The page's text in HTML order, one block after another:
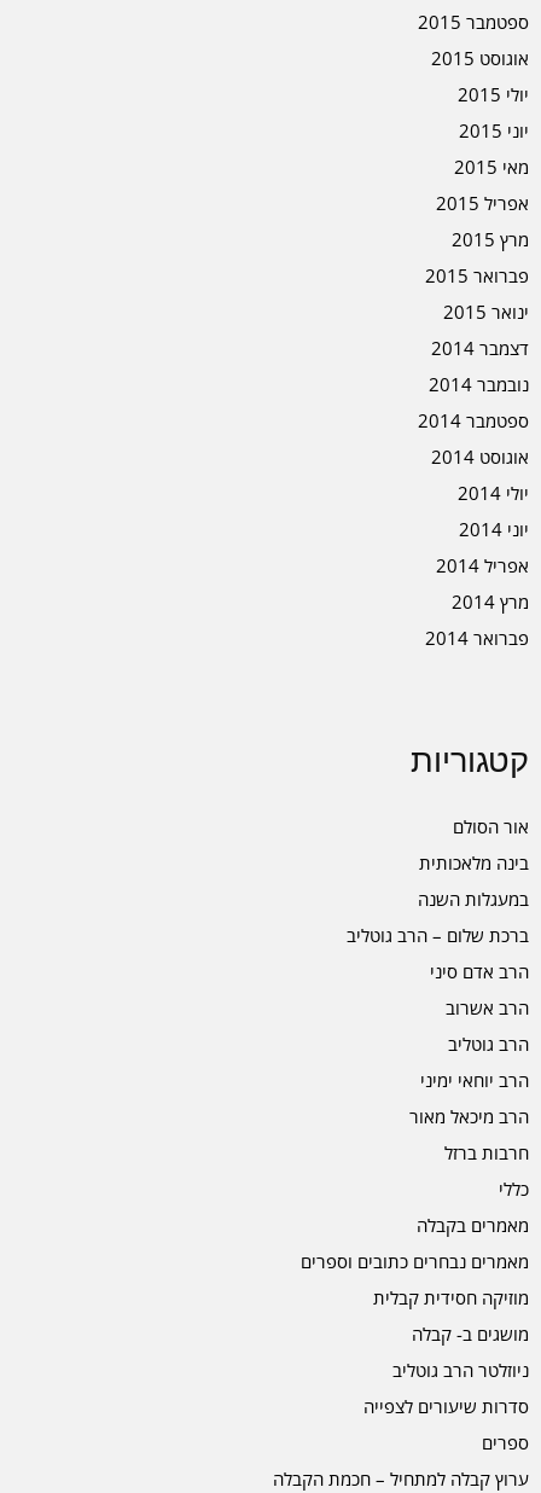
ספטמבר 2015
אוגוסט 2015
יולי 2015
יוני 2015
מאי 2015
אפריל 2015
מרץ 2015
פברואר 2015
ינואר 2015
דצמבר 2014
נובמבר 2014
ספטמבר 2014
אוגוסט 2014
יולי 2014
יוני 2014
אפריל 2014
מרץ 2014
פברואר 2014
קטגוריות
אור הסולם
בינה מלאכותית
במעגלות השנה
ברכת שלום – הרב גוטליב
הרב אדם סיני
הרב אשרוב
הרב גוטליב
הרב יוחאי ימיני
הרב מיכאל מאור
חרבות ברזל
כללי
מאמרים בקבלה
מאמרים נבחרים כתובים וספרים
מוזיקה חסידית קבלית
מושגים ב- קבלה
ניוזלטר הרב גוטליב
סדרות שיעורים לצפייה
ספרים
ערוץ קבלה למתחיל – חכמת הקבלה